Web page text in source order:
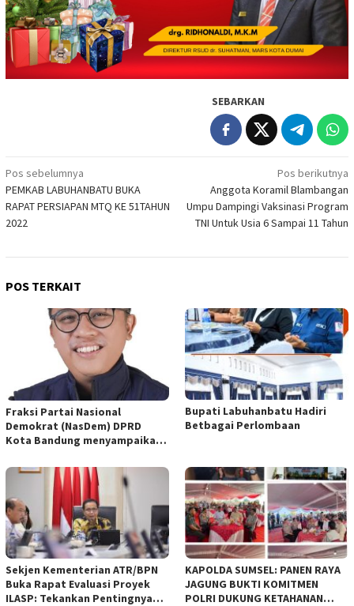
SEBARKAN
Navigasi
pos
Pos sebelumnya
PEMKAB LABUHANBATU BUKA
RAPAT PERSIAPAN MTQ KE 51TAHUN
2022
Pos berikutnya
Anggota Koramil Blambangan
Umpu Dampingi Vaksinasi Program
TNI Untuk Usia 6 Sampai 11 Tahun
POS TERKAIT
Fraksi Partai Nasional
Demokrat (NasDem) DPRD
Kota Bandung menyampaikan
empat Rancangan Peraturan
Daerah (Raperda) yang
diajukan Pemerintah Kota
Bandung
Bupati Labuhanbatu Hadiri
Betbagai Perlombaan
Sekjen Kementerian ATR/BPN
Buka Rapat Evaluasi Proyek
ILASP: Tekankan Pentingnya
KAPOLDA SUMSEL: PANEN RAYA
JAGUNG BUKTI KOMITMEN
POLRI DUKUNG KETAHANAN